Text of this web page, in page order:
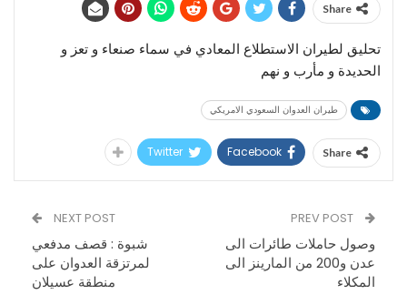
Share
تحليق لطيران الاستطلاع المعادي في سماء صنعاء و تعز و
الحديدة و مأرب و نهم
طيران العدوان السعودي الامريكي
Share
Facebook
Twitter
وصول حاملات طائرات الى
عدن و200 من المارينز الى
المكلاء
NEXT POST
شبوة : قصف مدفعي
لمرتزقة العدوان على
منطقة عسيلان